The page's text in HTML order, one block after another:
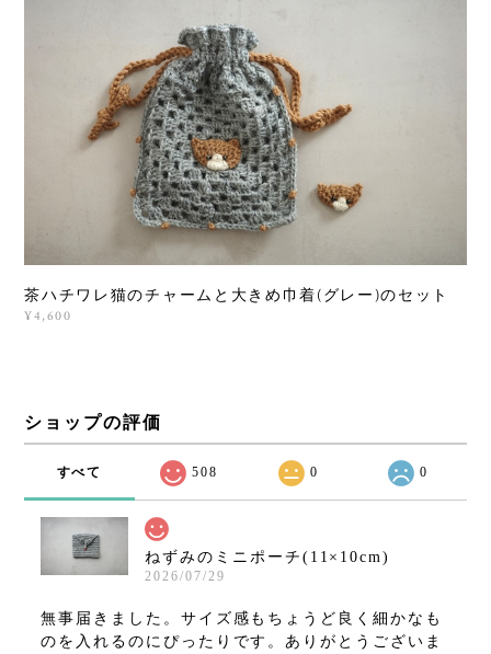
茶ハチワレ猫のチャームと大きめ巾着(グレー)のセット
¥4,600
ショップの評価
すべて 508 0 0
ねずみのミニポーチ(11×10cm)
2026/07/29
無事届きました。サイズ感もちょうど良く細かなも
のを入れるのにぴったりです。ありがとうございま